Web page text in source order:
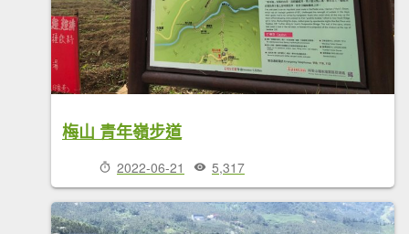
梅山 青年嶺步道
2022-06-21 5,317